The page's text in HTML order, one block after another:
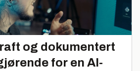
og dokumentert
for en AI-